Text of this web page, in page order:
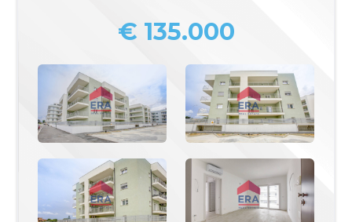
€ 135.000
Industriali
Terreni
Prezzo